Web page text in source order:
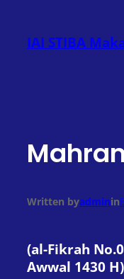
konten
IAI STIBA
Written byadminin
(al-Fikrah
Awwal 1430 H)